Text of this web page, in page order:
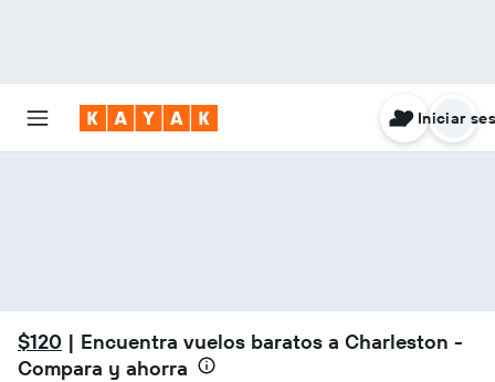
Iniciar
$120 | Encuentra vuelos baratos a Charleston -
Compara y ahorra